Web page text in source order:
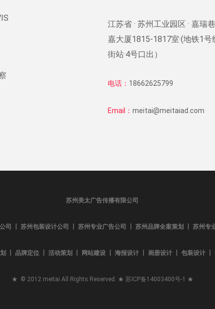
江苏省 · 苏州工业园区 · 嘉瑞
嘉大厦1815-1817室·(地铁1号
街站·4号口出）
电话： 18662625799
Email： meitai@meitaiad.com
苏州美太广告传播有限公司
司 丨 苏州包装设计公司 丨 苏州专业广告公司 丨 苏州品牌全案策划 丨 苏州专
丨 品牌定位 丨 活动策划 丨 网站建设 丨 海报设计 丨 画册设计 丨 包装设计
★ © 2012 meitai All Rights Reserved. ★ 苏ICP备14003400号-1 ★